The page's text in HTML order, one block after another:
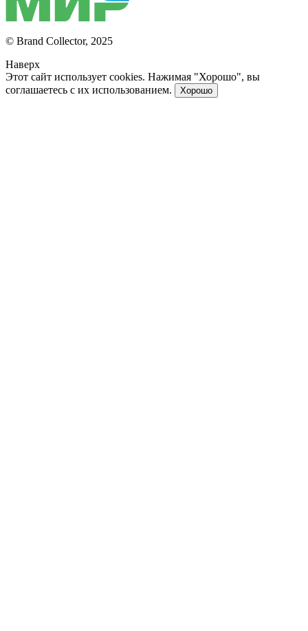
© Brand Collector, 2025
Наверх
Этот сайт использует cookies. Нажимая "Хорошо", вы
соглашаетесь с их использованием.
Хорошо